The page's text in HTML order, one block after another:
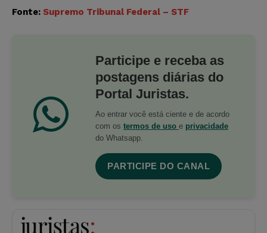
Fonte: Supremo Tribunal Federal – STF
Participe e receba as
postagens diárias do
Portal Juristas.
Ao entrar você está ciente e de acordo
com os termos de uso e privacidade
do Whatsapp.
PARTICIPE DO CANAL